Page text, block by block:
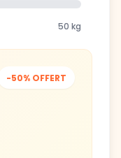
50 kg
-50% OFFERT